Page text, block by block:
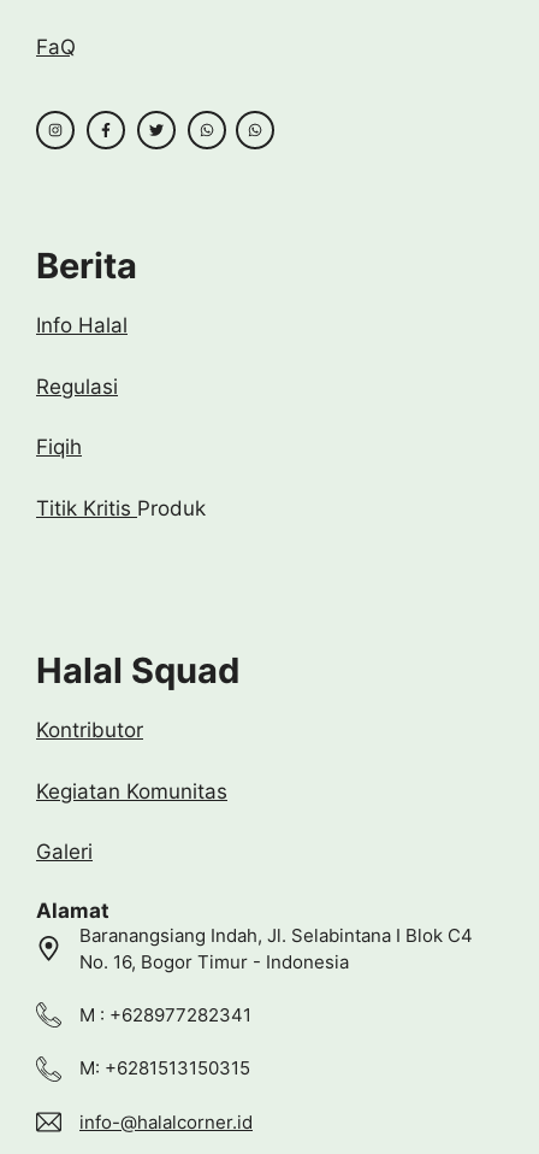
FaQ
Berita
Info Halal
Regulasi
Fiqih
Titik Kritis Produk
Halal Squad
Kontributor
Kegiatan Komunitas
Galeri
Alamat
Baranangsiang Indah, Jl. Selabintana I Blok C4
No. 16, Bogor Timur - Indonesia
M : +628977282341
M: +6281513150315
info-@halalcorner.id